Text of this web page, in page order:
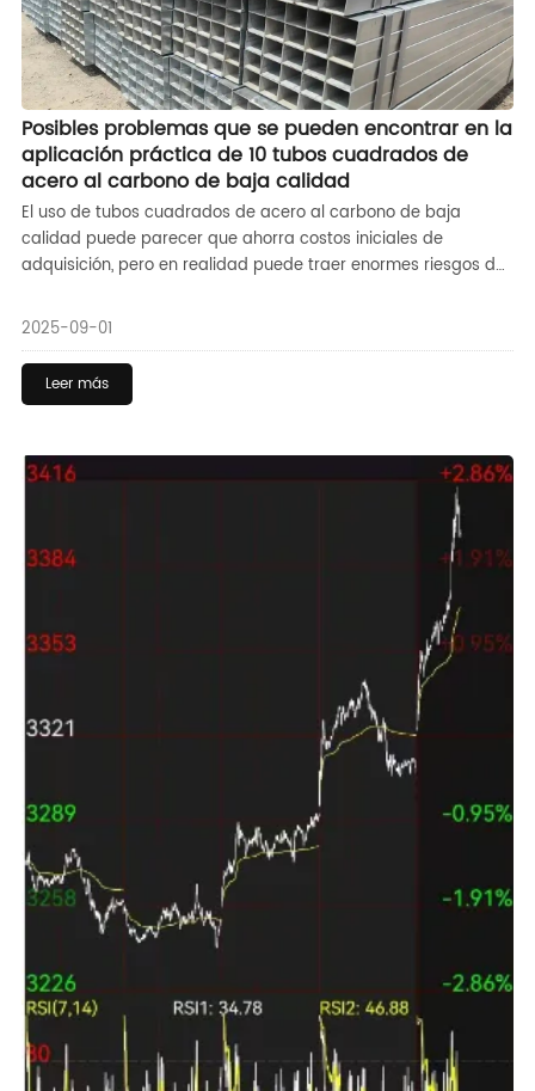
Posibles problemas que se pueden encontrar en la
aplicación práctica de 10 tubos cuadrados de
acero al carbono de baja calidad
El uso de tubos cuadrados de acero al carbono de baja
calidad puede parecer que ahorra costos iniciales de
adquisición, pero en realidad puede traer enormes riesgos de
construcción y retrasos en el proyecto, y en última instancia,
una menor calidad del producto,
2025-09-01
Leer más